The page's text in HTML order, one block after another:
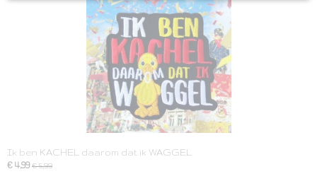
Ik ben KACHEL daarom dat ik WAGGEL
€ 4,99 € 5,99